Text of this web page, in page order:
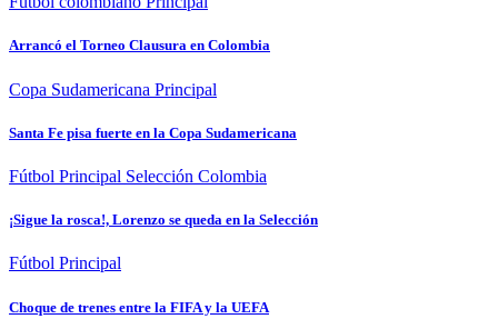
Arrancó el Torneo Clausura en Colombia
Copa Sudamericana Principal
Santa Fe pisa fuerte en la Copa Sudamericana
Fútbol Principal Selección Colombia
¡Sigue la rosca!, Lorenzo se queda en la Selección
Fútbol Principal
Choque de trenes entre la FIFA y la UEFA